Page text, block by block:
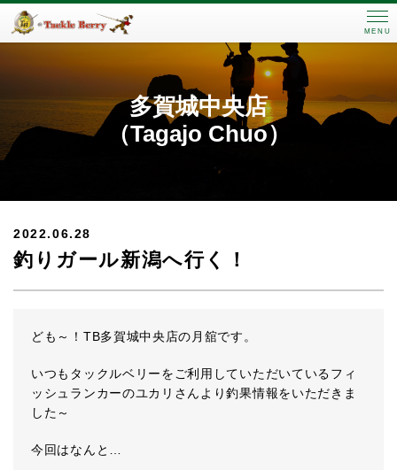
MENU
多賀城中央店
（Tagajo Chuo）
2022.06.28
釣りガール新潟へ行く！
ども～！TB多賀城中央店の月舘です。
いつもタックルベリーをご利用していただいているフィ
ッシュランカーのユカリさんより釣果情報をいただきま
した～
今回はなんと…